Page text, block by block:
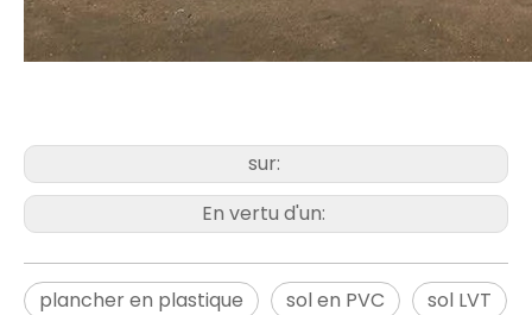
sur:
En vertu d'un:
plancher en plastique sol en PVC sol LVT